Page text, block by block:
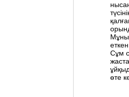
Мұны
Сұм
өте